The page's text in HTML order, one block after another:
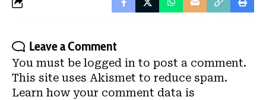
Leave a Comment
You must be logged in to post a comment.
This site uses Akismet to reduce spam.
Learn how your comment data is